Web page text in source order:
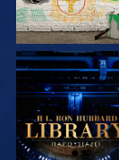
ΕΞΕΡΕΥΝΗΣΤΕ ΤΗ
ΣΕΙΡΑ